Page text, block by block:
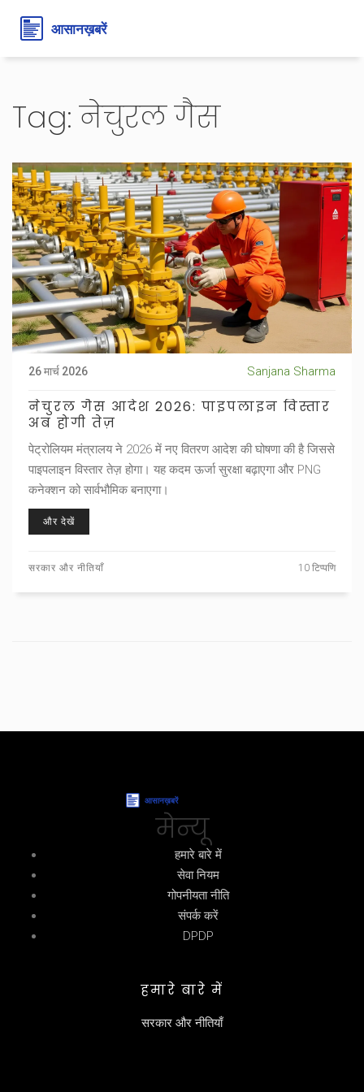
Tag: नेचुरल गैस
26 मार्च 2026 Sanjana Sharma
नेचुरल गैस आदेश 2026: पाइपलाइन विस्तार
अब होगी तेज़
पेट्रोलियम मंत्रालय ने 2026 में नए वितरण आदेश की घोषणा की है जिससे
पाइपलाइन विस्तार तेज़ होगा। यह कदम ऊर्जा सुरक्षा बढ़ाएगा और PNG
कनेक्शन को सार्वभौमिक बनाएगा।
और देखें
सरकार और नीतियाँ 10 टिप्पणि
मेन्यू
हमारे बारे में
सेवा नियम
गोपनीयता नीति
संपर्क करें
DPDP
हमारे बारे में
सरकार और नीतियाँ